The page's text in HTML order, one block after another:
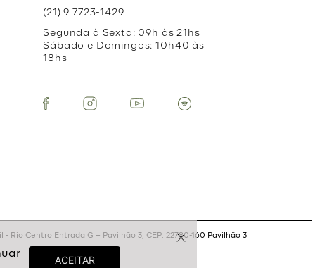
(21) 9 7723-1429
Segunda à Sexta: 09h às 21hs
Sábado e Domingos: 10h40 às
18hs
Rio Centro Entrada G – Pavilhão 3, CEP: 22780-160 Pavilhão 3